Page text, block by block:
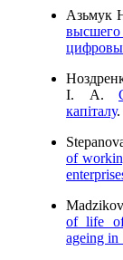
Азьмук
І. А.
капіталу.
of
of life of
ageing in